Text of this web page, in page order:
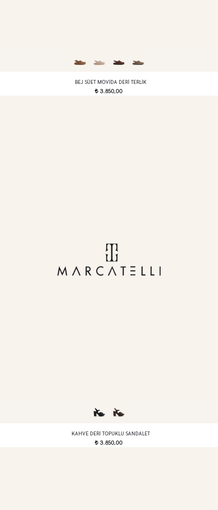
BEJ SÜET MOVIDA DERI TERLIK
t3.850,00
KAHVE DERI TOPUKLU SANDALET
t3.850,00